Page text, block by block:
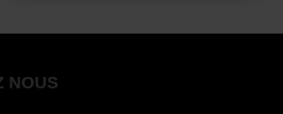
NOUS